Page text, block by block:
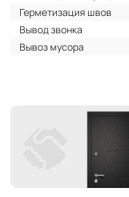
Герметизация швов
Вывод звонка
Вывоз мусора